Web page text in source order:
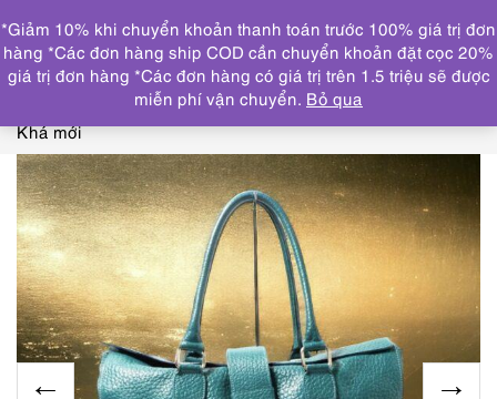
DANH MỤC
Trang chủ THƯƠNG HIỆU NỔI BẬT
OTHERS
4360-Túi xách tay-CRISTIAN Italy large tote bag-
Khá mới
*Giảm 10% khi chuyển khoản thanh toán trước 100% giá trị đơn
hàng *Các đơn hàng ship COD cần chuyển khoản đặt cọc 20%
giá trị đơn hàng *Các đơn hàng có giá trị trên 1.5 triệu sẽ được
miễn phí vận chuyển. Bỏ qua